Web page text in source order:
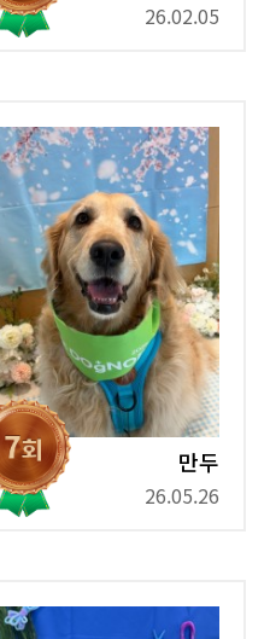
26.02.05
만두
26.05.26